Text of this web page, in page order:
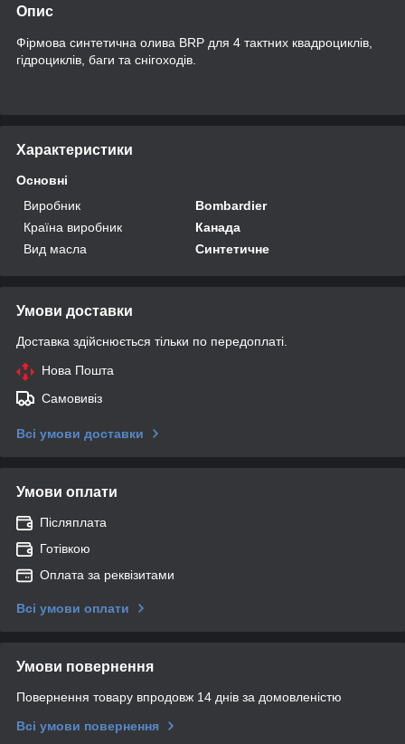
Опис
Фірмова синтетична олива BRP для 4 тактних квадроциклів,
гідроциклів, баги та снігоходів.
Характеристики
Основні
Виробник
Bombardier
Країна виробник
Канада
Вид масла
Синтетичне
Умови доставки
Доставка здійснюється тільки по передоплаті.
Нова Пошта
Самовивіз
Всі умови доставки
Умови оплати
Післяплата
Готівкою
Оплата за реквізитами
Всі умови оплати
Умови повернення
Повернення товару впродовж 14 днів за домовленістю
Всі умови повернення